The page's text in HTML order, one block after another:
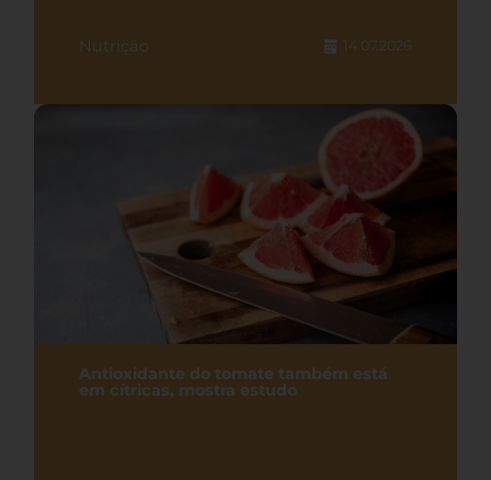
Nutrição 14.07.2026
Antioxidante do tomate também está
em cítricas, mostra estudo